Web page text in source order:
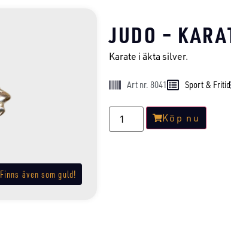
Finns även som guld!
JUDO –
Karate i äkta silver.
Art nr. 8041 Sport & Fritid
Köp nu